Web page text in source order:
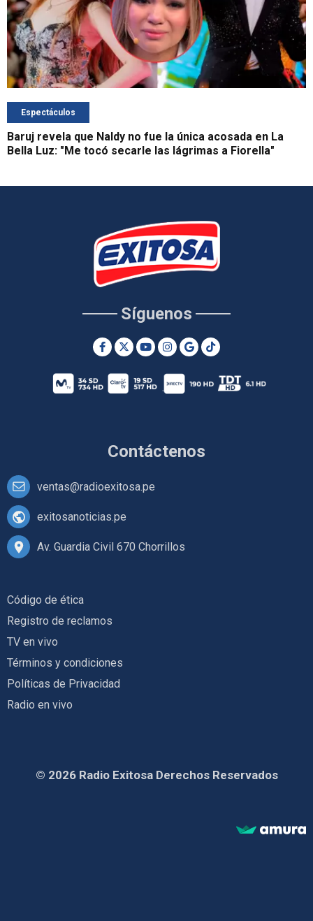
Espectáculos
Baruj revela que Naldy no fue la única acosada en La
Bella Luz: "Me tocó secarle las lágrimas a Fiorella"
Contáctenos
ventas@radioexitosa.pe
exitosanoticias.pe
Av. Guardia Civil 670 Chorrillos
Síguenos
Código de ética
Registro de reclamos
TV en vivo
Términos y condiciones
Políticas de Privacidad
Radio en vivo
© 2026 Radio Exitosa Derechos Reservados